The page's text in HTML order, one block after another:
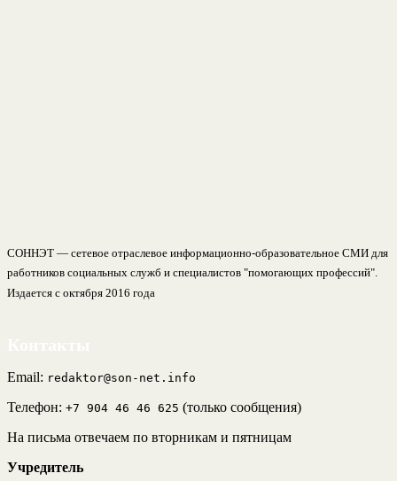
СОННЭТ — сетевое отраслевое информационно-образовательное СМИ для
работников социальных служб и специалистов "помогающих профессий".
Издается с октября 2016 года
Email: redaktor@son-net.info
Телефон: +7 904 46 46 625 (только сообщения)
На письма отвечаем по вторникам и пятницам
Учредитель